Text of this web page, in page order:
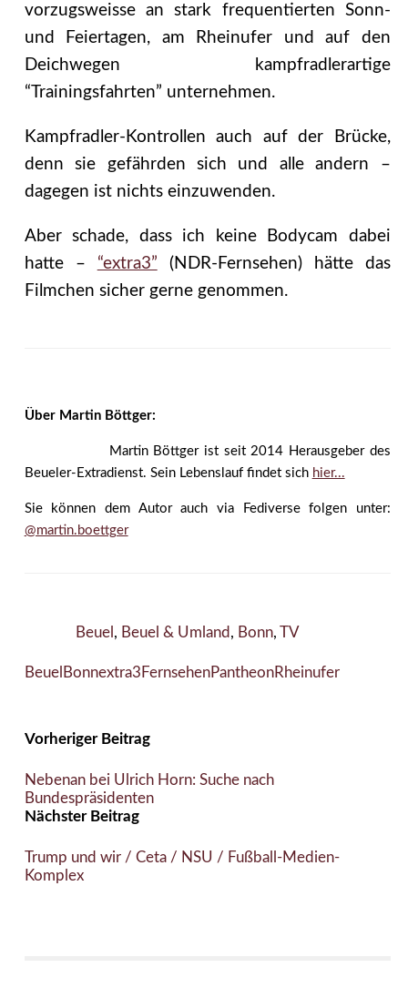
vorzugsweisse an stark frequentierten Sonn-
und Feiertagen, am Rheinufer und auf den
Deichwegen kampfradlerartige
“Trainingsfahrten” unternehmen.
Kampfradler-Kontrollen auch auf der Brücke,
denn sie gefährden sich und alle andern –
dagegen ist nichts einzuwenden.
Aber schade, dass ich keine Bodycam dabei
hatte – “extra3” (NDR-Fernsehen) hätte das
Filmchen sicher gerne genommen.
Über Martin Böttger:
Martin Böttger ist seit 2014 Herausgeber des
Beueler-Extradienst. Sein Lebenslauf findet sich hier...
Sie können dem Autor auch via Fediverse folgen unter:
@martin.boettger
Beuel , Beuel & Umland , Bonn, TV
Beuel Bonnextra3 FernsehenPantheonRheinufer
Vorheriger Beitrag
Nebenan bei Ulrich Horn: Suche nach
Bundespräsidenten
Nächster Beitrag
Trump und wir / Ceta / NSU / Fußball-Medien-
Komplex